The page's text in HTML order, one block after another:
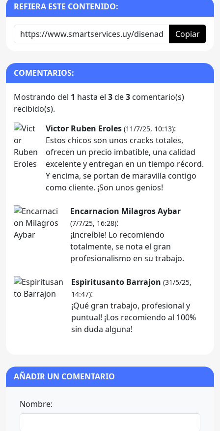
REFIERA ESTE CONTENIDO:
Copiar
COMENTARIOS:
Mostrando del 1 hasta el 3de3 comentario(s)
recibido(s).
Victor Ruben Eroles (11/7/25, 10:13):
Estos chicos son unos cracks totales,
ofrecen un precio imbatible, una calidad
excelente y entregan en un tiempo récord.
Y encima, se portan de maravilla contigo
como cliente. ¡Son unos genios!
Encarnacion Milagros Aybar
(7/7/25, 16:28):
¡Increíble! Lo recomiendo
totalmente, se nota el gran
profesionalismo en su trabajo.
Espiritusanto Barrajon (31/5/25,
14:47):
¡Qué gran trabajo, profesional y
puntual! ¡Los recomiendo al 100%
sin duda alguna!
AÑADIR UN COMENTARIO
Nombre: